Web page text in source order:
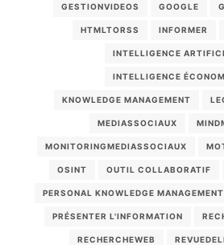
GESTIONVIDEOS GOOGLE
HTMLTORSS INFORMER
INTELLIGENCE
INTELLIGENCE
KNOWLEDGE MANAGEMENT
MEDIASSOCIAUX
MONITORINGMEDIASSOCIAUX
OSINT OUTIL COLLABORATIF
PERSONAL KNOWLEDGE MANAGEMENT
PRÉSENTER L'INFORMATION
RECHERCHEWEB